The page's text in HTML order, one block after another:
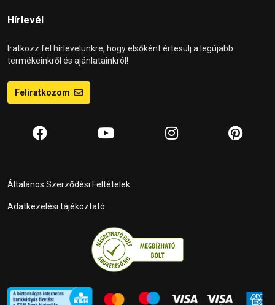
Hírlevél
Iratkozz fel hírlevelünkre, hogy elsőként értesülj a legújabb
termékeinkről és ajánlatainkról!
Feliratkozom
Általános Szerződési Feltételek
Adatkezelési tájékoztató